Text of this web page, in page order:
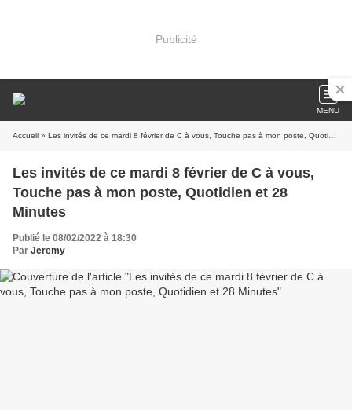
Publicité
MENU
Accueil » Les invités de ce mardi 8 février de C à vous, Touche pas à mon poste, Quotidien et 28 Minutes
Les invités de ce mardi 8 février de C à vous,
Touche pas à mon poste, Quotidien et 28
Minutes
Publié le 08/02/2022 à 18:30
Par Jeremy